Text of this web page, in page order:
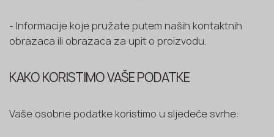
- Informacije koje pružate putem naših kontaktnih
obrazaca ili obrazaca za upit o proizvodu.
КAKO KORISTIMO VAŠE PODATKE
Vaše osobne podatke koristimo u sljedeće svrhe: